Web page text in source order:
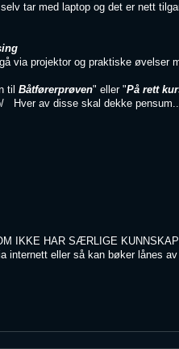
tar med laptop og det er nett
via projektor og praktiske øvelser
til Båtførerprøven" eller "På rett
Hver av disse skal dekke pensum..
IKKE HAR SÆRLIGE
internett eller så kan bøker lånes av